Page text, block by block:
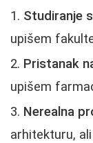
Studiranje
upišem
Pristanak
upišem
Nerealna
arhitekturu,